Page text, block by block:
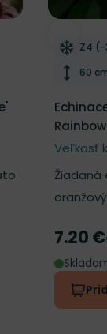
Odober
Z4 (-
60
Veľkosť
Žiadaná
Cena
7.20 €